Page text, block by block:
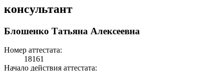
консультант
Блошенко Татьяна Алексеевна
Номер аттестата:
18161
Начало действия аттестата: